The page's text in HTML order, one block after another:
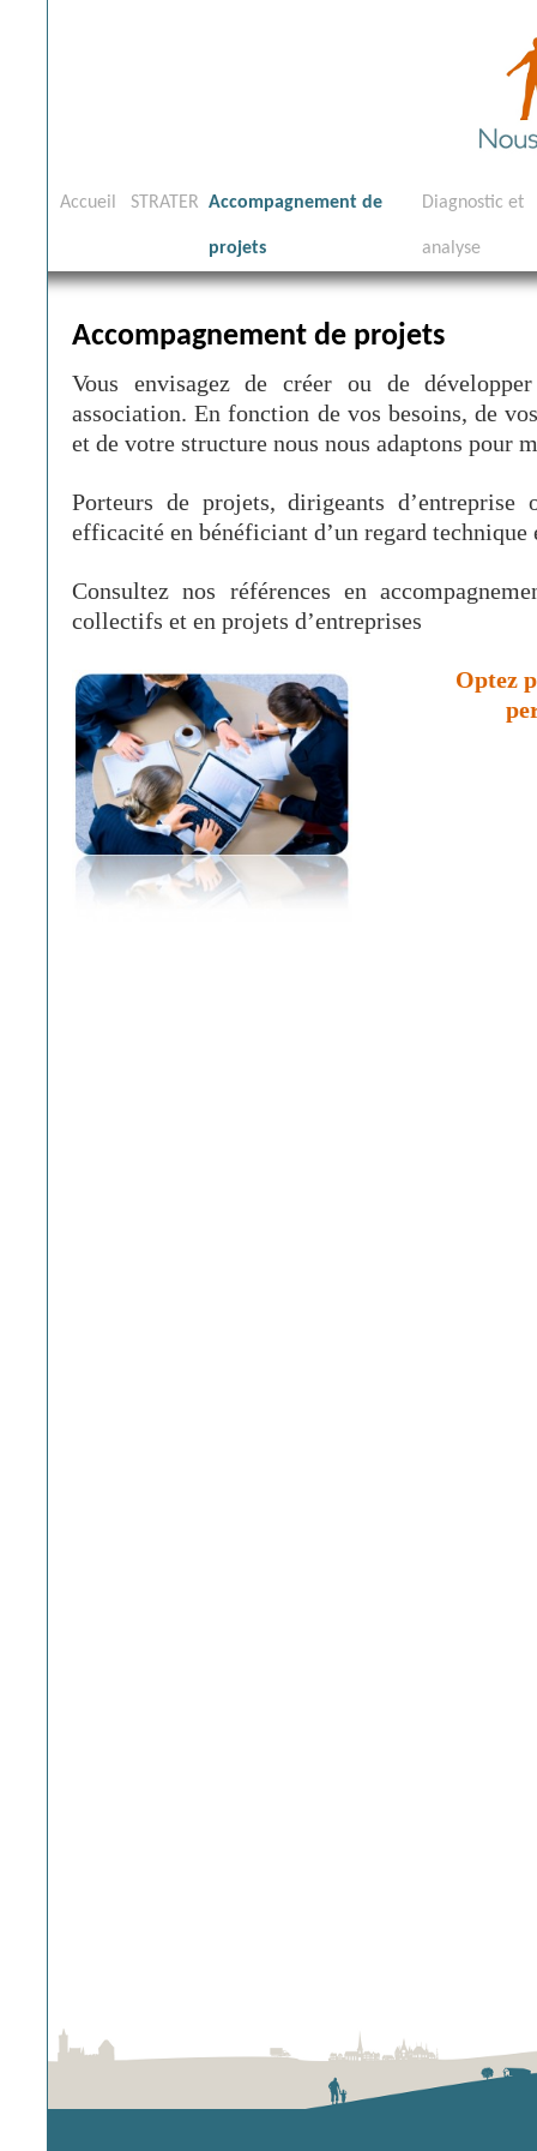
Aller
contenu
Accueil STRATER Accompagnement de
projets
Diagnostic et
analyse
Accompagnement de projets
Vous envisagez de créer ou de
association. En fonction de vos besoins, de
et de votre structure nous nous adaptons pour
Porteurs de projets, dirigeants d’entreprise
efficacité en bénéficiant d’un regard technique
Consultez nos références en
collectifs et en projets d’entreprises
Optez